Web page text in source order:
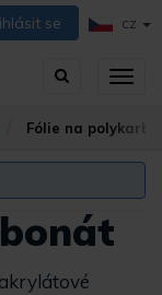
se CZ
Vyhledávání
Fólie na